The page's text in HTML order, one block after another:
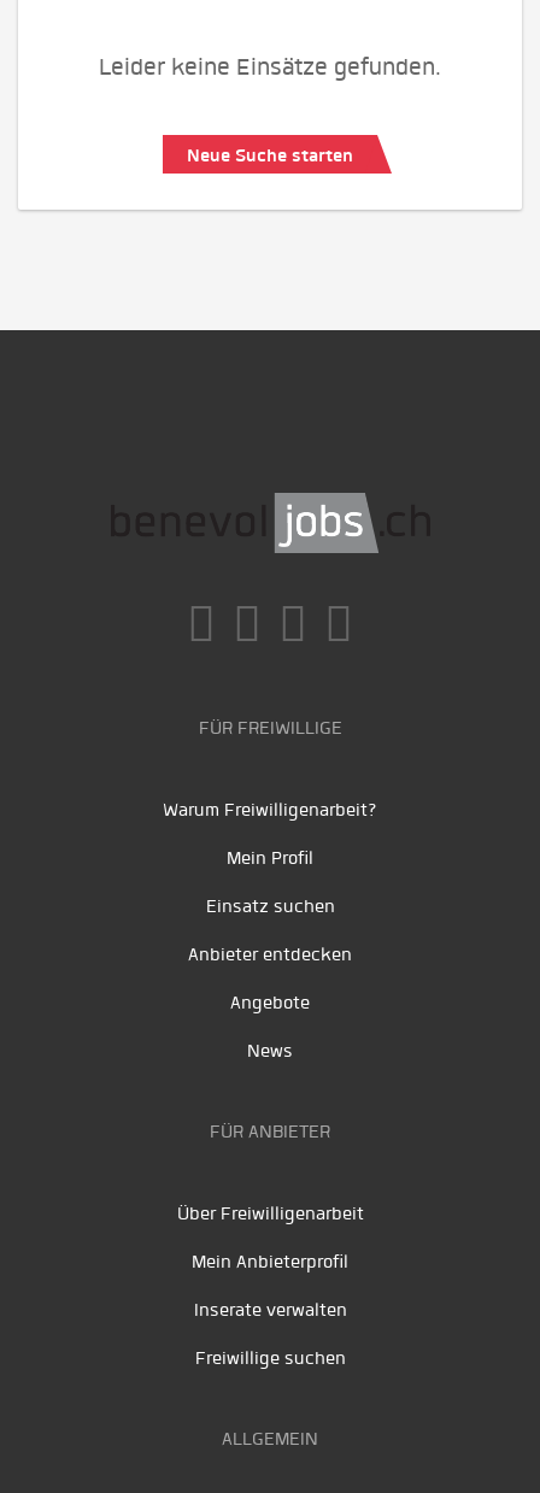
Leider keine Einsätze gefunden.
Neue Suche starten
FÜR FREIWILLIGE
Warum Freiwilligenarbeit?
Mein Profil
Einsatz suchen
Anbieter entdecken
Angebote
News
FÜR ANBIETER
Über Freiwilligenarbeit
Mein Anbieterprofil
Inserate verwalten
Freiwillige suchen
ALLGEMEIN